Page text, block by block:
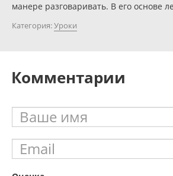
манере разговаривать. В его основе
Категория:Уроки
Комментарии